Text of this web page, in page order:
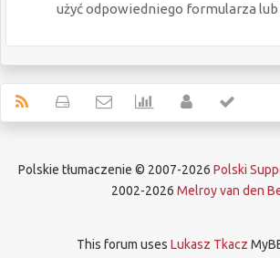
użyć odpowiedniego formularza lub
Polskie tłumaczenie © 2007-2026 Polski
2002-2026 Melroy van den
This forum uses Lukasz Tkacz